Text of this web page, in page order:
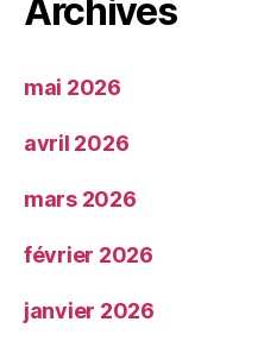
Archives
mai 2026
avril 2026
mars 2026
février 2026
janvier 2026